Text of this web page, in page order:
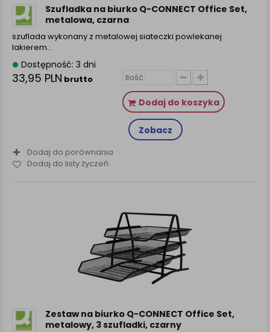
Szufladka na biurko Q-CONNECT Office Set,
metalowa, czarna
szuflada wykonany z metalowej siateczki powlekanej
lakierem…
Dostępność: 3 dni
33,95 PLN brutto
Dodaj do koszyka
Zobacz
Dodaj do porównania
Dodaj do listy życzeń
Zestaw na biurko Q-CONNECT Office Set,
metalowy, 3 szufladki, czarny
Każda Państwa zgoda jest dobrowolna i można ją w
dowolnym momencie wycofać.
Polityka prywatności (rozwiń)
Klauzula Informacyjna (rozwiń)
Lista Zaufanych Partnerów (rozwiń)